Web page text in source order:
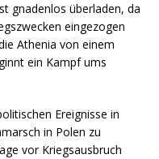
gnadenlos überladen, da
eingezogen
Athenia von einem
ein Kampf ums
Ereignisse in
in Polen zu
vor Kriegsausbruch